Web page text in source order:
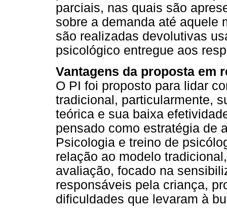
parciais, nas quais são
sobre a demanda até aquele
são realizadas devolutivas
psicológico entregue aos
Vantagens da proposta em
O PI foi proposto para lidar
tradicional, particularmente,
teórica e sua baixa
pensado como estratégia de
Psicologia e treino de
relação ao modelo
avaliação, focado na
responsáveis pela criança,
dificuldades que levaram à